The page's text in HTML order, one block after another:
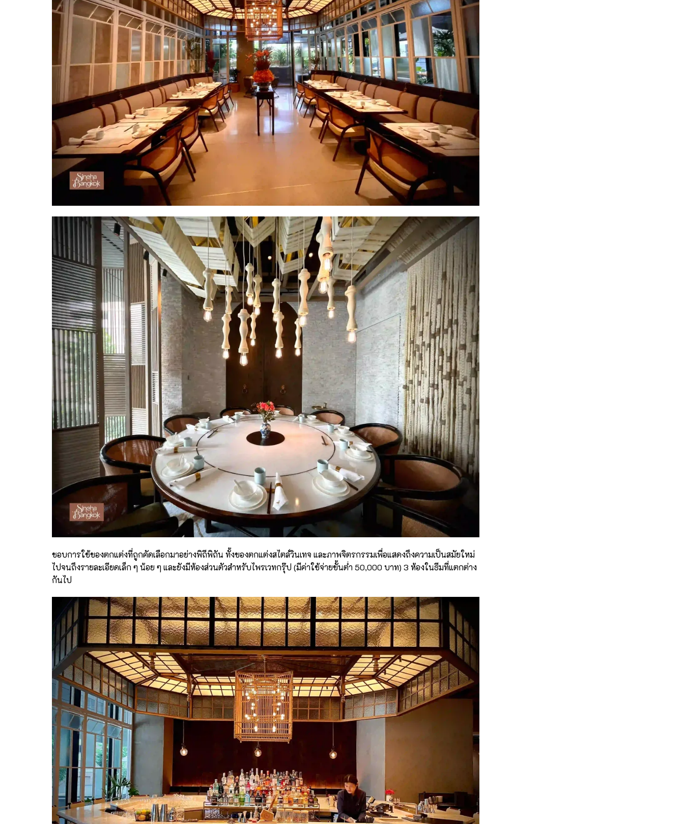
ชอบการใช้ของตกแต่งที่ถูกคัดเลือกมาอย่างพิถีพิถัน ทั้งของตกแต่งสไตล์วินเทจ และภาพจิตรกรรมเพื่อแสดงถึงความเป็นสมัยใหม่
ไปจนถึงรายละเอียดเล็ก ๆ น้อย ๆ และยังมีห้องส่วนตัวสำหรับไพรเวทกรุ๊ป (มีค่าใช้จ่ายขั้นต่ำ 50,000 บาท) 3 ห้องในธีมที่แตกต่าง
กันไป